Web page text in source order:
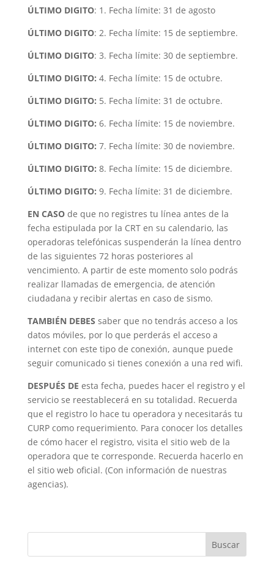
ÚLTIMO DIGITO: 1. Fecha límite: 31 de agosto
ÚLTIMO DIGITO: 2. Fecha límite: 15 de septiembre.
ÚLTIMO DIGITO: 3. Fecha límite: 30 de septiembre.
ÚLTIMO DIGITO: 4. Fecha límite: 15 de octubre.
ÚLTIMO DIGITO: 5. Fecha límite: 31 de octubre.
ÚLTIMO DIGITO: 6. Fecha límite: 15 de noviembre.
ÚLTIMO DIGITO: 7. Fecha límite: 30 de noviembre.
ÚLTIMO DIGITO: 8. Fecha límite: 15 de diciembre.
ÚLTIMO DIGITO: 9. Fecha límite: 31 de diciembre.
EN CASOde que no registres tu línea antes de la
fecha estipulada por la CRT en su calendario, las
operadoras telefónicas suspenderán la línea dentro
de las siguientes 72 horas posteriores al
vencimiento. A partir de este momento solo podrás
realizar llamadas de emergencia, de atención
ciudadana y recibir alertas en caso de sismo.
TAMBIÉN DEBES saber que no tendrás acceso a los
datos móviles, por lo que perderás el acceso a
internet con este tipo de conexión, aunque puede
seguir comunicado si tienes conexión a una red wifi.
DESPUÉS DE esta fecha, puedes hacer el registro y el
servicio se reestablecerá en su totalidad. Recuerda
que el registro lo hace tu operadora y necesitarás tu
CURP como requerimiento. Para conocer los detalles
de cómo hacer el registro, visita el sitio web de la
operadora que te corresponde. Recuerda hacerlo en
el sitio web oficial. (Con información de nuestras
agencias).
Buscar